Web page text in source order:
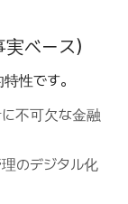
ベース）
特性です。
不可欠な金融
のデジタル化